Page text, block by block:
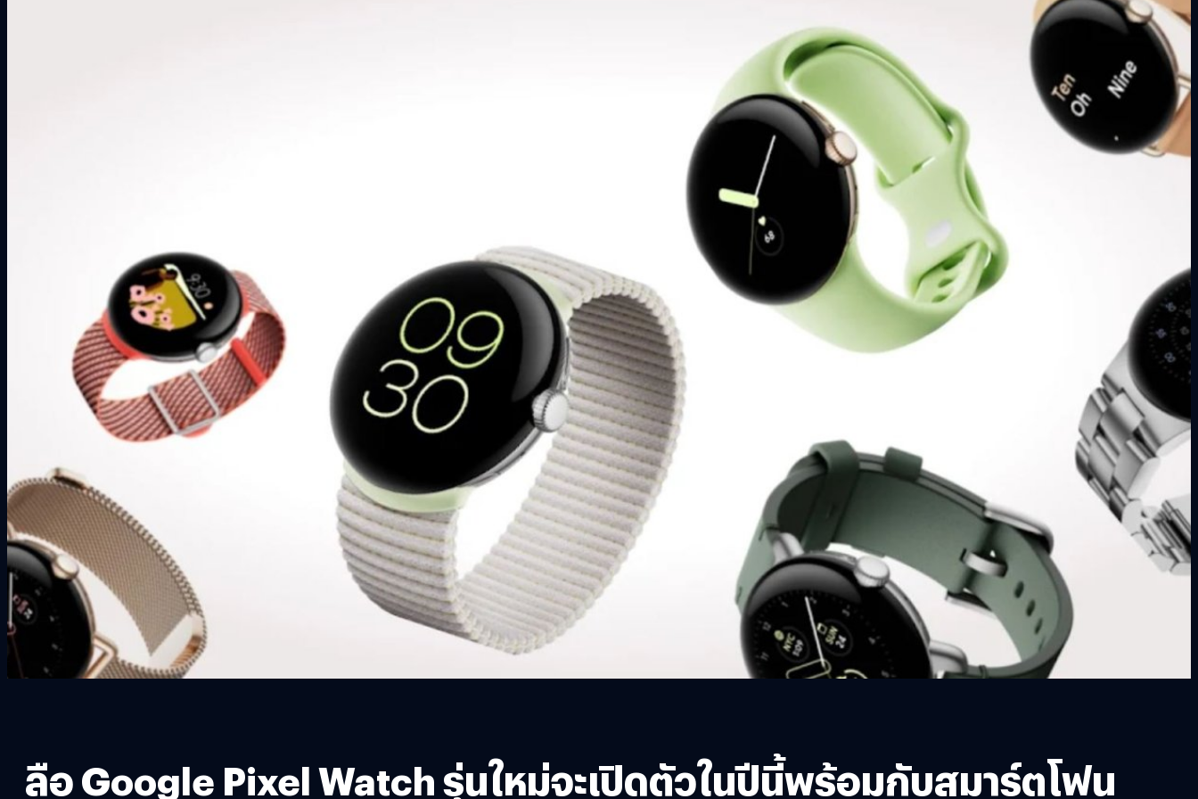
ลือ Google Pixel Watch รุ่นใหม่จะเปิดตัวในปีนี้พร้อมกับสมาร์ตโฟน